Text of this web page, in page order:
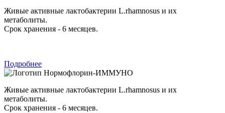
Живые активные лактобактерии L.rhamnosus и их
метаболиты.
Срок хранения - 6 месяцев.
Подробнее
Нормофлорин-ИММУНО
Живые активные лактобактерии L.rhamnosus и их
метаболиты.
Срок хранения - 6 месяцев.